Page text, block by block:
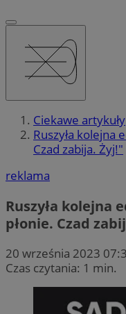
Ciekawe artykuły
Ruszyła kolejna
Czad zabija. Żyj!"
reklama
Ruszyła kolejna
płonie. Czad
20 września 2023
Czas czytania: 1 min.